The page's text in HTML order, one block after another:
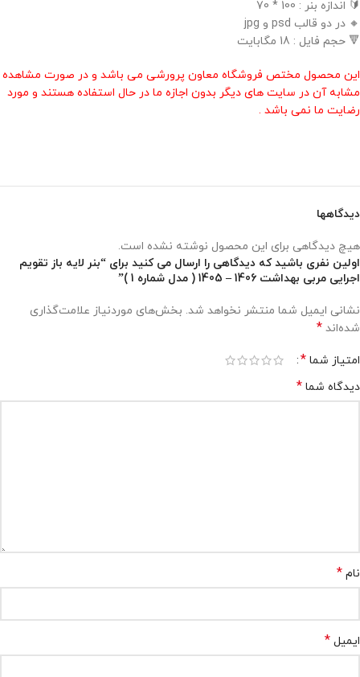
🔰 اندازه بنر : 100 * 70
🔸 در دو قالب psd و jpg
🔻 حجم فایل : 18 مگابایت
این محصول مختص فروشگاه معاون پرورشی می باشد و در صورت مشاهده
مشابه آن در سایت های دیگر بدون اجازه ما در حال استفاده هستند و مورد
رضایت ما نمی باشد .
دیدگاهها
هیچ دیدگاهی برای این محصول نوشته نشده است.
اولین نفری باشید که دیدگاهی را ارسال می کنید برای “بنر لایه باز تقویم
اجرایی مربی بهداشت 1406 – 1405 ( مدل شماره 1 )”
نشانی ایمیل شما منتشر نخواهد شد. بخش‌های موردنیاز علامت‌گذاری
شده‌اند *
امتیاز شما *
دیدگاه شما *
نام *
ایمیل *